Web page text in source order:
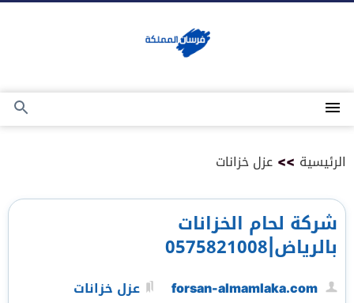
القائمة
بحث
الرئيسية >> عزل خزانات
شركة لحام الخزانات
بالرياض|0575821008
forsan-almamlaka.com
عزل خزانات